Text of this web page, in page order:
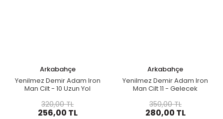
Arkabahçe
Yenilmez Demir Adam Iron
Man Cilt - 10 Uzun Yol
256,00 TL
320,00 TL
Arkabahçe
Yenilmez Demir Adam Iron
Man Cilt 11 - Gelecek
280,00 TL
350,00 TL